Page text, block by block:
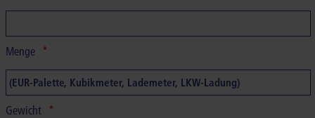
Menge
Gewicht